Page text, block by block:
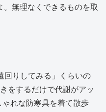
無理なくできるものを取
回りしてみる」くらいの
をするだけで代謝がアッ
れな防寒具を着て散歩